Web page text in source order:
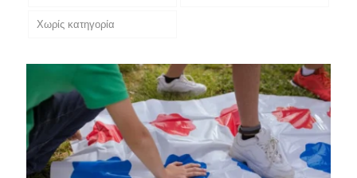
Χωρίς κατηγορία